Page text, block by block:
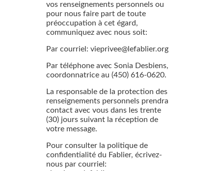
vos renseignements personnels ou
pour nous faire part de toute
préoccupation à cet égard,
communiquez avec nous soit:
Par courriel: vieprivee@lefablier.org
Par téléphone avec Sonia Desbiens,
coordonnatrice au (450) 616-0620.
La responsable de la protection des
renseignements personnels prendra
contact avec vous dans les trente
(30) jours suivant la réception de
votre message.
Pour consulter la politique de
confidentialité du Fablier, écrivez-
nous par courriel: